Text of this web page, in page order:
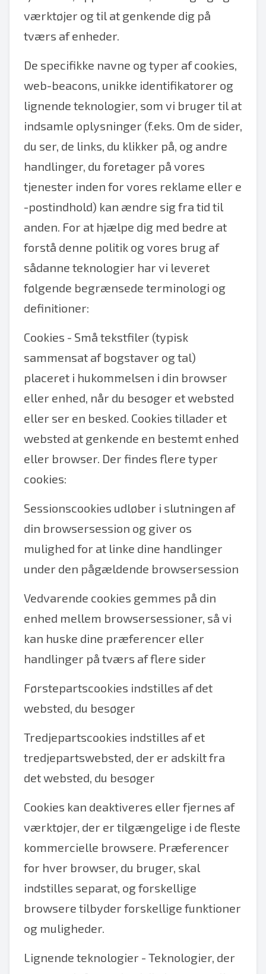
værktøjer og til at genkende dig på
tværs af enheder.
De specifikke navne og typer af cookies,
web-beacons, unikke identifikatorer og
lignende teknologier, som vi bruger til at
indsamle oplysninger (f.eks. Om de sider,
du ser, de links, du klikker på, og andre
handlinger, du foretager på vores
tjenester inden for vores reklame eller e
-postindhold) kan ændre sig fra tid til
anden. For at hjælpe dig med bedre at
forstå denne politik og vores brug af
sådanne teknologier har vi leveret
følgende begrænsede terminologi og
definitioner:
Cookies - Små tekstfiler (typisk
sammensat af bogstaver og tal)
placeret i hukommelsen i din browser
eller enhed, når du besøger et websted
eller ser en besked. Cookies tillader et
websted at genkende en bestemt enhed
eller browser. Der findes flere typer
cookies:
Sessionscookies udløber i slutningen af
din browsersession og giver os
mulighed for at linke dine handlinger
under den pågældende browsersession
Vedvarende cookies gemmes på din
enhed mellem browsersessioner, så vi
kan huske dine præferencer eller
handlinger på tværs af flere sider
Førstepartscookies indstilles af det
websted, du besøger
Tredjepartscookies indstilles af et
tredjepartswebsted, der er adskilt fra
det websted, du besøger
Cookies kan deaktiveres eller fjernes af
værktøjer, der er tilgængelige i de fleste
kommercielle browsere. Præferencer
for hver browser, du bruger, skal
indstilles separat, og forskellige
browsere tilbyder forskellige funktioner
og muligheder.
Lignende teknologier - Teknologier, der